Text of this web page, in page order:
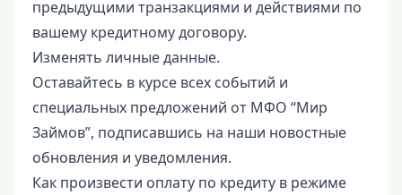
предыдущими транзакциями и действиями по
вашему кредитному договору.
Изменять личные данные.
Оставайтесь в курсе всех событий и
специальных предложений от МФО “Мир
Займов”, подписавшись на наши новостные
обновления и уведомления.
Как произвести оплату по кредиту в режиме